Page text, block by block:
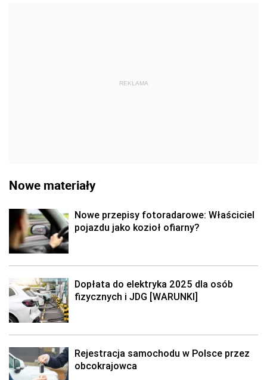
REKLAMA
Nowe materiały
Nowe przepisy fotoradarowe: Właściciel
pojazdu jako kozioł ofiarny?
Dopłata do elektryka 2025 dla osób
fizycznych i JDG [WARUNKI]
Rejestracja samochodu w Polsce przez
obcokrajowca